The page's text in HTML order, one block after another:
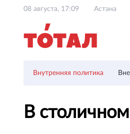
08 августа, 17:09 Астана
Внутренняя политика
В